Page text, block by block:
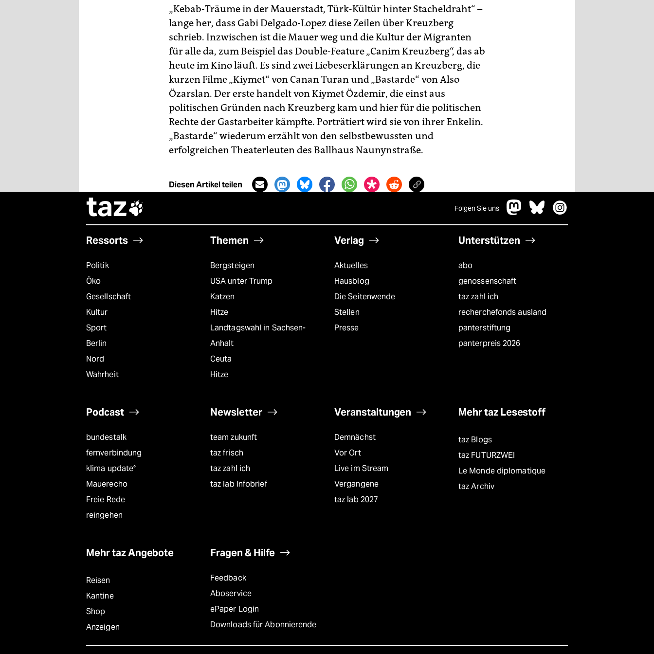
genossenschaft
„Kebab-Träume in der Mauerstadt, Türk-Kültür hinter Stacheldraht“ –
lange her, dass Gabi Delgado-Lopez diese Zeilen über Kreuzberg
schrieb. Inzwischen ist die Mauer weg und die Kultur der Migranten
für alle da, zum Beispiel das Double-Feature „Canim Kreuzberg“, das ab
heute im Kino läuft. Es sind zwei Liebeserklärungen an Kreuzberg, die
kurzen Filme „Kiymet“ von Canan Turan und „Bastarde“ von Also
Özarslan. Der erste handelt von Kiymet Özdemir, die einst aus
politischen Gründen nach Kreuzberg kam und hier für die politischen
Rechte der Gastarbeiter kämpfte. Porträtiert wird sie von ihrer Enkelin.
„Bastarde“ wiederum erzählt von den selbstbewussten und
erfolgreichen Theaterleuten des Ballhaus Naunynstraße.
Diesen Artikel teilen
taz Folgen Sie uns
Ressorts
Politik
Öko
Gesellschaft
Kultur
Sport
Berlin
Nord
Wahrheit
Themen
Bergsteigen
USA unter Trump
Katzen
Hitze
Landtagswahl in Sachsen-
Anhalt
Ceuta
Hitze
Verlag
Aktuelles
Hausblog
Die Seitenwende
Stellen
Presse
Unterstützen
abo
genossenschaft
taz zahl ich
recherchefonds ausland
panterstiftung
panterpreis 2026
Podcast
bundestalk
fernverbindung
klima update°
Mauerecho
Freie Rede
reingehen
Newsletter
team zukunft
taz frisch
taz zahl ich
taz lab Infobrief
Veranstaltungen
Demnächst
Vor Ort
Live im Stream
Vergangene
taz lab 2027
Mehr taz Lesestoff
taz Blogs
taz FUTURZWEI
Le Monde diplomatique
taz Archiv
Mehr taz Angebote
Reisen
Kantine
Shop
Anzeigen
Fragen & Hilfe
Feedback
Aboservice
ePaper Login
Downloads für Abonnierende